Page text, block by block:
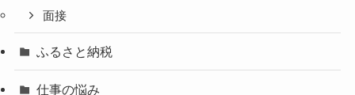
面接
ふるさと納税
仕事の悩み